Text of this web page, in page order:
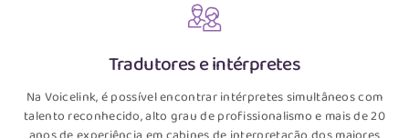
Tradutores e intérpretes
Na Voicelink, é possível encontrar intérpretes simultâneos com
talento reconhecido, alto grau de profissionalismo e mais de 20